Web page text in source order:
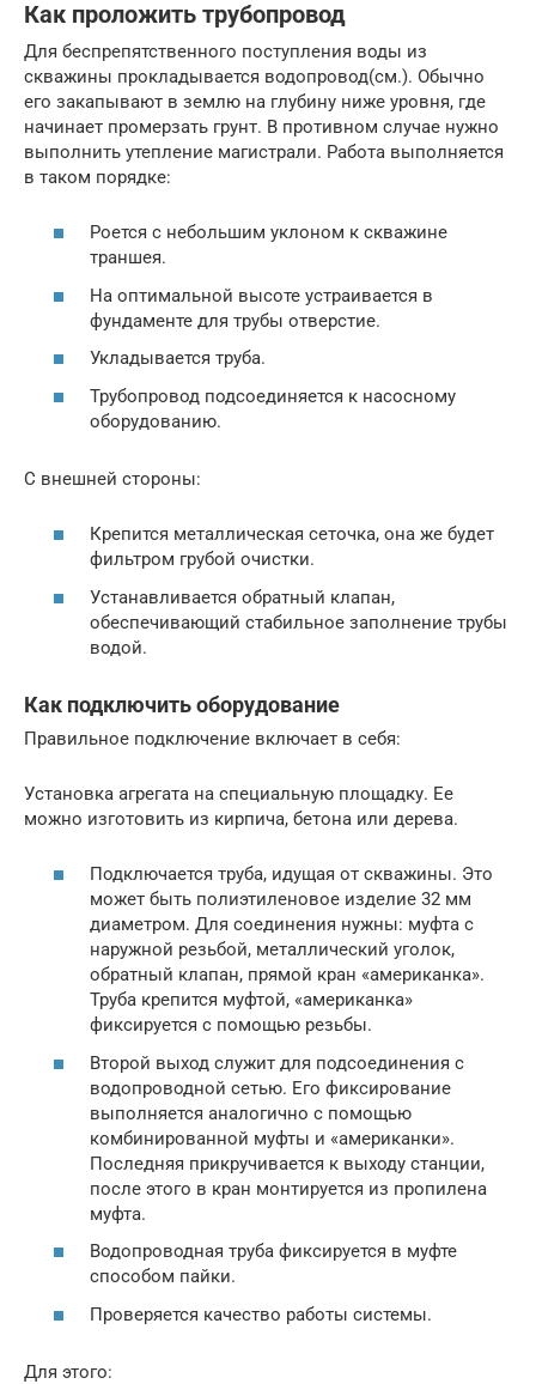
Как проложить трубопровод
Для беспрепятственного поступления воды из
скважины прокладывается водопровод(см.). Обычно
его закапывают в землю на глубину ниже уровня, где
начинает промерзать грунт. В противном случае нужно
выполнить утепление магистрали. Работа выполняется
в таком порядке:
Роется с небольшим уклоном к скважине
траншея.
На оптимальной высоте устраивается в
фундаменте для трубы отверстие.
Укладывается труба.
Трубопровод подсоединяется к насосному
оборудованию.
С внешней стороны:
Крепится металлическая сеточка, она же будет
фильтром грубой очистки.
Устанавливается обратный клапан,
обеспечивающий стабильное заполнение трубы
водой.
Как подключить оборудование
Правильное подключение включает в себя:
Установка агрегата на специальную площадку. Ее
можно изготовить из кирпича, бетона или дерева.
Подключается труба, идущая от скважины. Это
может быть полиэтиленовое изделие 32 мм
диаметром. Для соединения нужны: муфта с
наружной резьбой, металлический уголок,
обратный клапан, прямой кран «американка».
Труба крепится муфтой, «американка»
фиксируется с помощью резьбы.
Второй выход служит для подсоединения с
водопроводной сетью. Его фиксирование
выполняется аналогично с помощью
комбинированной муфты и «американки».
Последняя прикручивается к выходу станции,
после этого в кран монтируется из пропилена
муфта.
Водопроводная труба фиксируется в муфте
способом пайки.
Проверяется качество работы системы.
Для этого: